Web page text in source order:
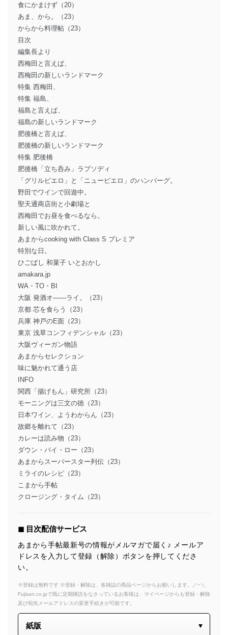
食にかまけず（20）
あま、から。（23）
からから料理帖（23）
目次
編集長より
西梅田と言えば、
西梅田の新しいランドマーク
特集 西梅田、
特集 福島、
福島と言えば、
福島の新しいランドマーク
肥後橋と言えば、
肥後橋の新しいランドマーク
特集 肥後橋
肥後橋「立ち呑み」ラプソディ
「グリルピエロ」と「ニューピエロ」のハンバーグ。
野田でワインで回遊中。
聖天通商店街と小劇場と
西梅田でお昼を食べるなら。
新しい風に吹かれて。
あまからcooking with Class S プレミア
特別な日。
ひごばし 和菓子 いとおかし
amakara.jp
WA・TO・BI
大阪 発酒オ――ライ。（23）
京都 芯を食らう（23）
兵庫 神戸のE面（23）
東京 浅草コンフィデンシャル（23）
大阪ヴィーガン物語
あまからセレクション
味に魅かれて通う店
INFO
関西「揚げもん」研究所（23）
モーニングは三文の徳（23）
日本ワイン、ようわからん（23）
故郷を離れて（23）
カレーは読み物（23）
ダウン・バイ・ロー（23）
あまからスーパースター列伝（23）
ミライのレシピ（23）
こまから手帖
クロージング・タイム（23）
◼︎ 目次配信サービス
あまから手帖最新号の情報がメルマガで届く♪ メールア
ドレスを入力して登録（解除）ボタンを押してくださ
い。
※登録は無料です ※登録・解除は、各雑誌の商品ページからお願いします。／~＼
Fujisan.co.jpで既に定期購読をなさっているお客様は、マイページからも登録・解除
及び宛先メールアドレスの変更手続きが可能です。